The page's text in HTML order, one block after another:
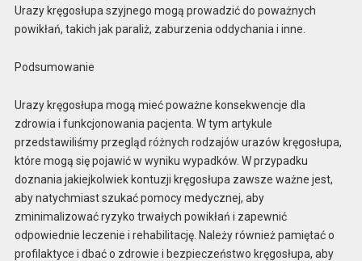
Urazy kręgosłupa szyjnego mogą prowadzić do poważnych
powikłań, takich jak paraliż, zaburzenia oddychania i inne.
Podsumowanie
Urazy kręgosłupa mogą mieć poważne konsekwencje dla
zdrowia i funkcjonowania pacjenta. W tym artykule
przedstawiliśmy przegląd różnych rodzajów urazów kręgosłupa,
które mogą się pojawić w wyniku wypadków. W przypadku
doznania jakiejkolwiek kontuzji kręgosłupa zawsze ważne jest,
aby natychmiast szukać pomocy medycznej, aby
zminimalizować ryzyko trwałych powikłań i zapewnić
odpowiednie leczenie i rehabilitację. Należy również pamiętać o
profilaktyce i dbać o zdrowie i bezpieczeństwo kręgosłupa, aby